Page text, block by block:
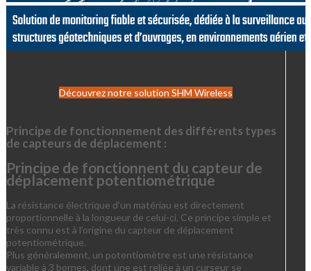
Découvrez notre solution SHM Wireless
Principe de fonctionnement des différents types
de capteurs de déplacement :
Principe de fonctionnent du capteur de
déplacement potentiométrique
La résistance électrique d’un matériau est directement
proportionnelle à la longueur de celui-ci. Ce principe simple et
très connu est à l’origine du capteur de déplacement
potentiométrique.
Plus généralement, un potentiomètre est une résistance
variable à 3 bornes, dont une est reliée à un curseur se